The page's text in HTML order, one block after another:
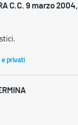
C.C. 9 marzo 2004,
e privati